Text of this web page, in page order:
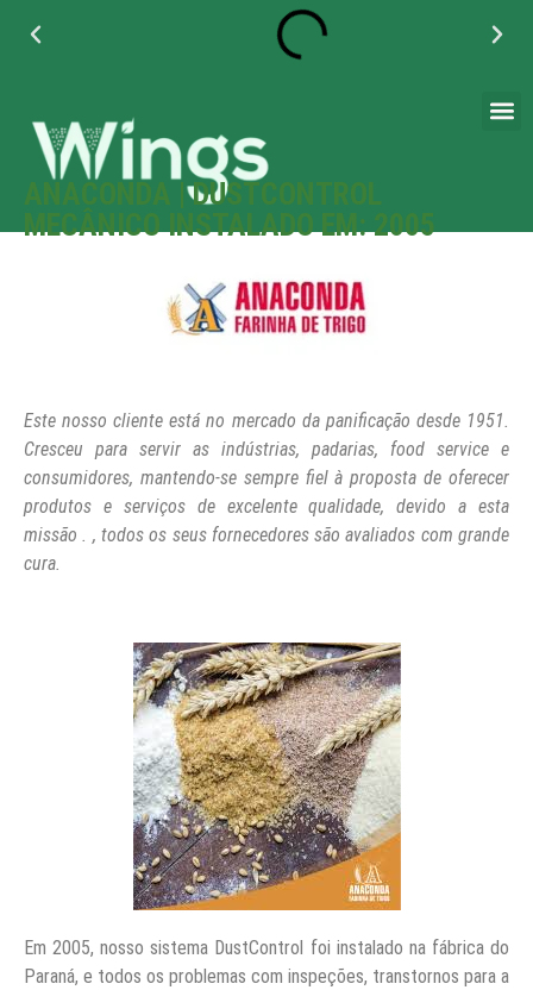
+55 (11) 4789-4070
+55 11 95042 3271
ANACONDA | DUSTCONTROL
MECÂNICO INSTALADO EM: 2005
Este nosso cliente está no mercado da panificação desde 1951.
Cresceu para servir as indústrias, padarias, food service e
consumidores, mantendo-se sempre fiel à proposta de oferecer
produtos e serviços de excelente qualidade, devido a esta
missão . , todos os seus fornecedores são avaliados com grande
cura.
Em 2005, nosso sistema DustControl foi instalado na fábrica do
Paraná, e todos os problemas com inspeções, transtornos para a